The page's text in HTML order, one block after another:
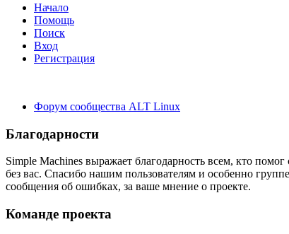
Начало
Помощь
Поиск
Вход
Регистрация
Форум сообщества ALT Linux
Благодарности
Simple Machines выражает благодарность всем, кто
без вас. Спасибо нашим пользователям и особенно
сообщения об ошибках, за ваше мнение о проекте.
Команде проекта